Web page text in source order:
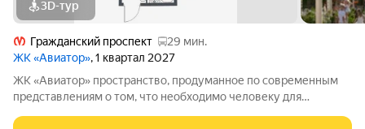
3D-тур
Гражданский проспект
29 мин.
ЖК «Авиатор», 1 квартал 2027
ЖК «Авиатор» пространство, продуманное по современным
представлениям о том, что необходимо человеку для